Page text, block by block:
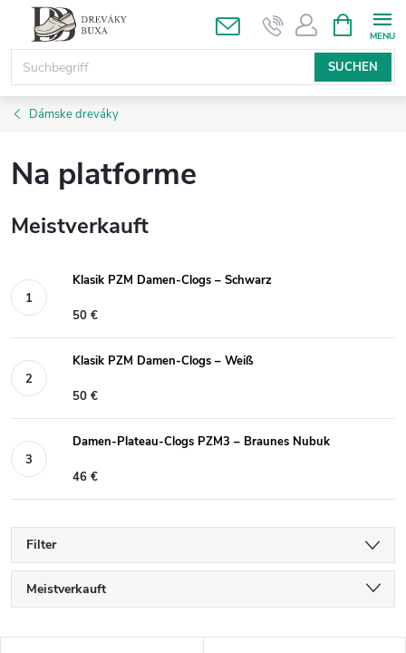
springen
SUCHEN
Dámske dreváky
Na platforme
Meistverkauft
Klasik PZM Damen-Clogs – Schwarz
50 €
Klasik PZM Damen-Clogs – Weiß
50 €
Damen-Plateau-Clogs PZM3 – Braunes Nubuk
46 €
Filter
r
o
Meistverkauft